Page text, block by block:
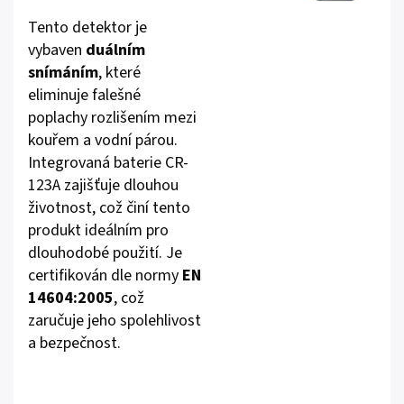
Tento detektor je
vybaven duálním
snímáním, které
eliminuje falešné
poplachy rozlišením mezi
kouřem a vodní párou.
Integrovaná baterie CR-
123A zajišťuje dlouhou
životnost, což činí tento
produkt ideálním pro
dlouhodobé použití. Je
certifikován dle normy EN
14604:2005, což
zaručuje jeho spolehlivost
a bezpečnost.